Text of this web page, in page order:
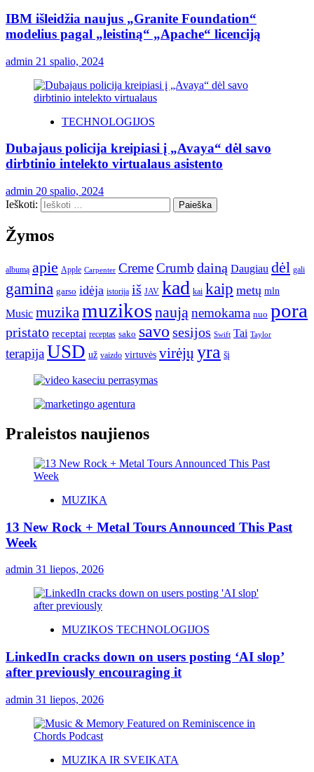
IBM išleidžia naujus „Granite Foundation“
modelius pagal „leistiną“ „Apache“ licenciją
admin 21 spalio, 2024
TECHNOLOGIJOS
Dubajaus policija kreipiasi į „Avaya“ dėl savo
dirbtinio intelekto virtualaus asistento
admin 20 spalio, 2024
Ieškoti:
Žymos
albumą apie Apple Carpenter CremeCrumb dainą Daugiau dėl gali
gamina garso idėja istorija iš JAV kad kai kaip metų mln
Music muzikamuzikosnaująnemokama nuo pora
pristato receptai receptas sako savo sesijos Swift Tai Taylor
terapijaUSD už vaizdo virtuvės virėjų yra šį
Praleistos naujienos
MUZIKA
13 New Rock + Metal Tours Announced This Past
Week
admin 31 liepos, 2026
MUZIKOS TECHNOLOGIJOS
LinkedIn cracks down on users posting ‘AI slop’
after previously encouraging it
admin 31 liepos, 2026
MUZIKA IR SVEIKATA